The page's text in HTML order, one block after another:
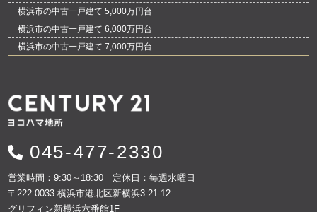
横浜市の中古一戸建て 5,000万円台
横浜市の中古一戸建て 6,000万円台
横浜市の中古一戸建て 7,000万円台
045-477-2330
営業時間：9:30～18:30 定休日：毎週水曜日
〒222-0033 横浜市港北区新横浜3-21-12
グリフィン新横浜六番館1F